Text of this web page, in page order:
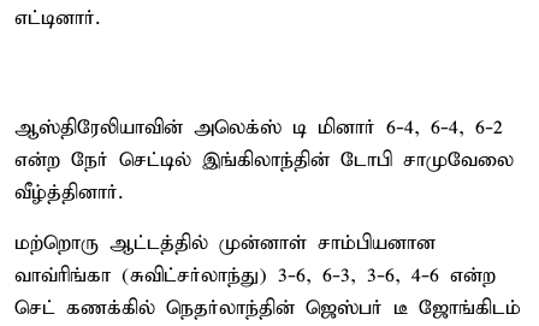
எட்டினார்.
ஆஸ்திரேலியாவின் அலெக்ஸ் டி மினார் 6-4, 6-4, 6-2
என்ற நேர் செட்டில் இங்கிலாந்தின் டோபி சாமுவேலை
வீழ்த்தினார்.
மற்றொரு ஆட்டத்தில் முன்னாள் சாம்பியனான
வாவ்ரிங்கா (சுவிட்சர்லாந்து) 3-6, 6-3, 3-6, 4-6 என்ற
செட் கணக்கில் நெதர்லாந்தின் ஜெஸ்பர் டீ ஜோங்கிடம்